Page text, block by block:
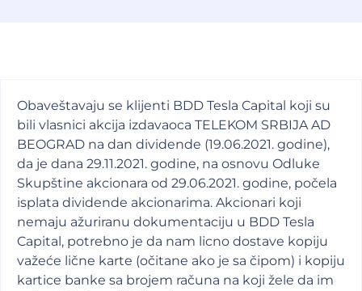
Obaveštavaju se klijenti BDD Tesla Capital koji su
bili vlasnici akcija izdavaoca TELEKOM SRBIJA AD
BEOGRAD na dan dividende (19.06.2021. godine),
da je dana 29.11.2021. godine, na osnovu Odluke
Skupštine akcionara od 29.06.2021. godine, počela
isplata dividende akcionarima. Akcionari koji
nemaju ažuriranu dokumentaciju u BDD Tesla
Capital, potrebno je da nam licno dostave kopiju
važeće lične karte (očitane ako je sa čipom) i kopiju
kartice banke sa brojem računa na koji žele da im